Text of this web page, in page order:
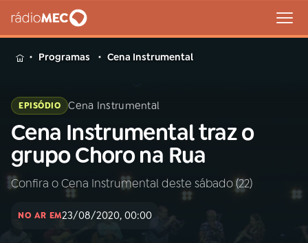
MENU
Buscar
na
Rádio
MEC
Buscar
Programas Cena Instrumental
EPISÓDIO Cena Instrumental
Cena Instrumental traz o
grupo Choro na Rua
Confira o Cena Instrumental deste sábado (22)
NO AR EM23/08/2020, 00:00